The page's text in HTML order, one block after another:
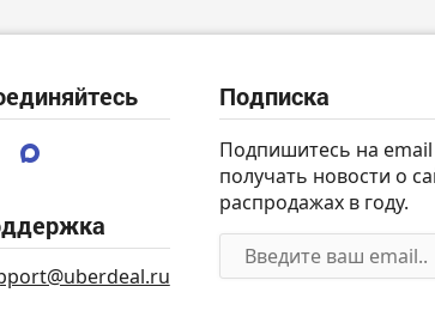
Подписка
Подпишитесь на
получать новости о
распродажах в году.